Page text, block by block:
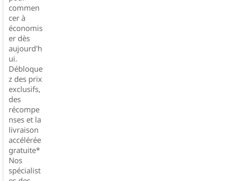
commen
cer à
économis
er dès
aujourd'h
ui.
Débloque
z des prix
exclusifs,
des
récompe
nses et la
livraison
accélérée
gratuite*
Nos
spécialist